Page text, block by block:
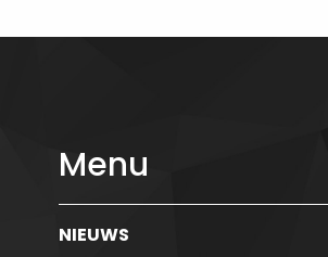
Menu
NIEUWS